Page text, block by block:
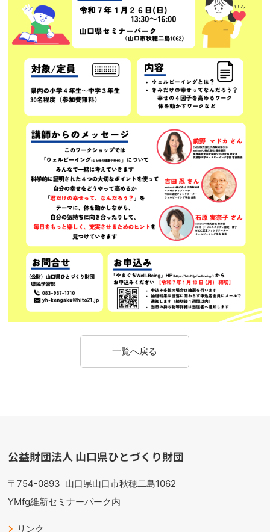
一覧へ戻る
公益財団法人 山口県ひとづくり財団
〒754-0893 山口県山口市秋穂二島1062
YMfg維新セミナーパーク内
リンク